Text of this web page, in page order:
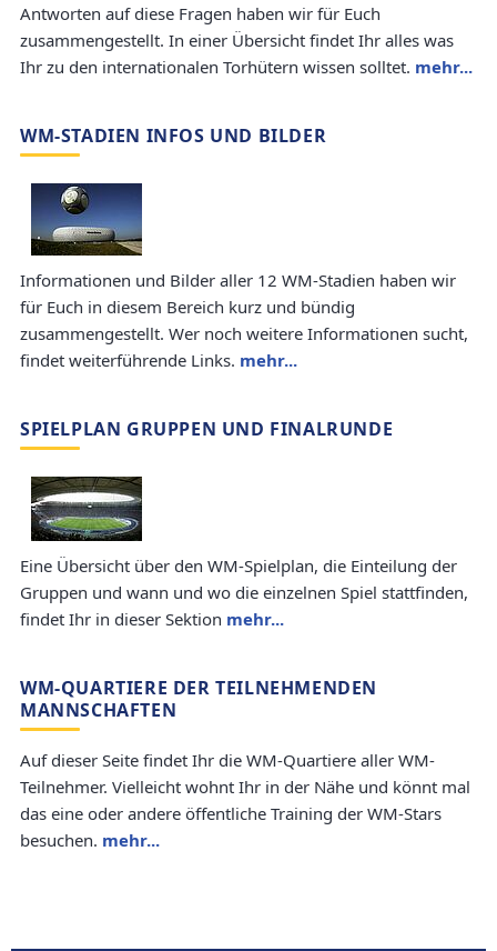
Antworten auf diese Fragen haben wir für Euch
zusammengestellt. In einer Übersicht findet Ihr alles was
Ihr zu den internationalen Torhütern wissen solltet. mehr...
WM-STADIEN INFOS UND BILDER
Informationen und Bilder aller 12 WM-Stadien haben wir
für Euch in diesem Bereich kurz und bündig
zusammengestellt. Wer noch weitere Informationen sucht,
findet weiterführende Links. mehr...
SPIELPLAN GRUPPEN UND FINALRUNDE
Eine Übersicht über den WM-Spielplan, die Einteilung der
Gruppen und wann und wo die einzelnen Spiel stattfinden,
findet Ihr in dieser Sektion mehr...
WM-QUARTIERE DER TEILNEHMENDEN
MANNSCHAFTEN
Auf dieser Seite findet Ihr die WM-Quartiere aller WM-
Teilnehmer. Vielleicht wohnt Ihr in der Nähe und könnt mal
das eine oder andere öffentliche Training der WM-Stars
besuchen. mehr...